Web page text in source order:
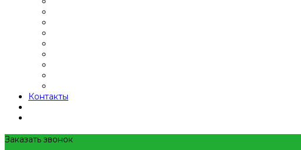
Контакты
Заказать звонок